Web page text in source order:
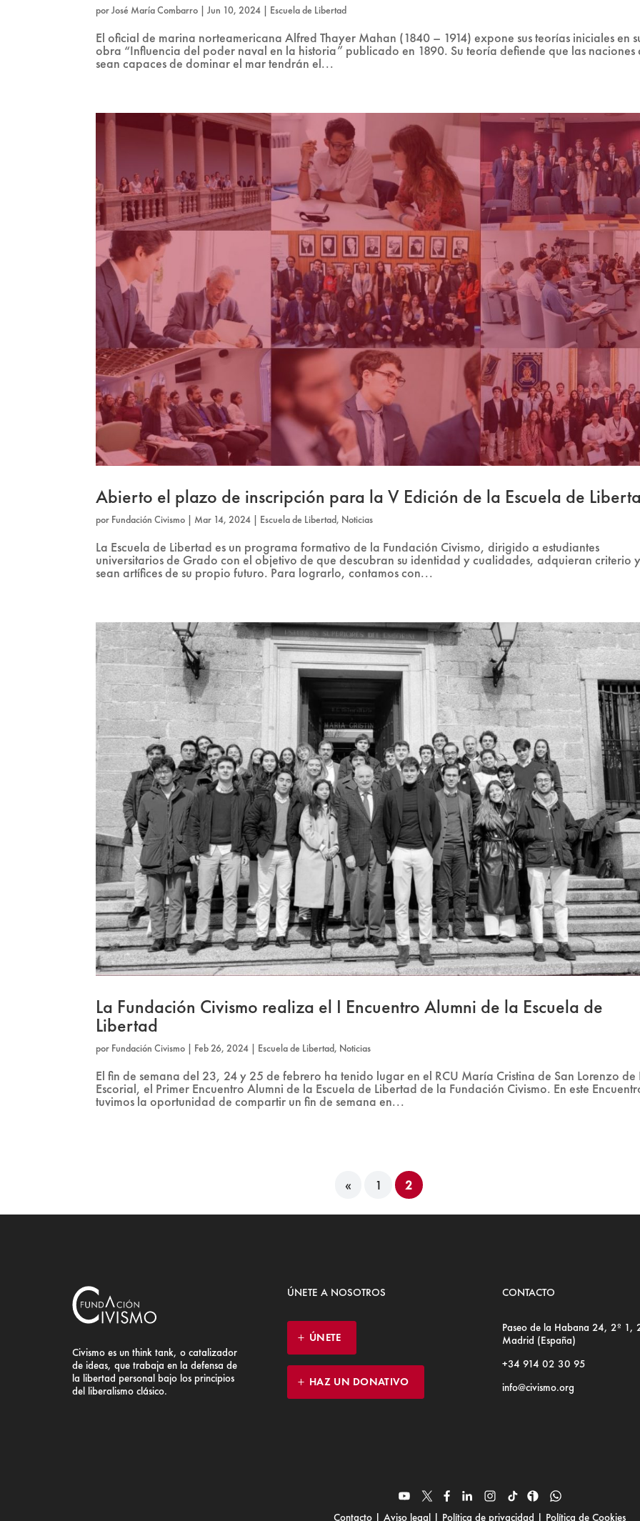
porJosé María Combarro |Jun 10, 2024 | Escuela de Libertad
El oficial de marina norteamericana Alfred Thayer Mahan (1840 – 1914) expone sus teorías iniciales en
obra “Influencia del poder naval en la historia” publicado en 1890. Su teoría defiende que las naciones
sean capaces de dominar el mar tendrán el...
Abierto el plazo de inscripción para la V Edición de la Escuela de
por Fundación Civismo | Mar 14, 2024 | Escuela de Libertad, Noticias
La Escuela de Libertad es un programa formativo de la Fundación Civismo, dirigido a estudiantes
universitarios de Grado con el objetivo de que descubran su identidad y cualidades, adquieran criterio
sean artífices de su propio futuro. Para lograrlo, contamos con...
La Fundación Civismo realiza el I Encuentro Alumni de la Escuela de
Libertad
por Fundación Civismo | Feb 26, 2024 | Escuela de Libertad, Noticias
El fin de semana del 23, 24 y 25 de febrero ha tenido lugar en el RCU María Cristina de San Lorenzo de
Escorial, el Primer Encuentro Alumni de la Escuela de Libertad de la Fundación Civismo. En este
tuvimos la oportunidad de compartir un fin de semana en...
« 1 2
Civismo es un think tank, o catalizador
de ideas, que trabaja en la defensa de
la libertad personal bajo los principios
del liberalismo clásico.
ÚNETE A NOSOTROS
ÚNETE
HAZ UN DONATIVO
CONTACTO
Paseo de la Habana 24, 2º
Madrid (España)
+34 914 02 30 95
info@civismo.org
Contacto |Aviso legal | Política de privacidad | Política de Cookies